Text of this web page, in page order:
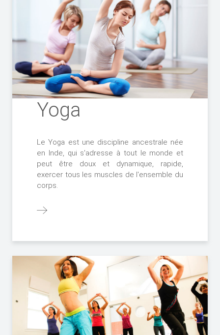
Yoga
Le Yoga est une discipline ancestrale née
en Inde, qui s'adresse à tout le monde et
peut être doux et dynamique, rapide,
exercer tous les muscles de l'ensemble du
corps.